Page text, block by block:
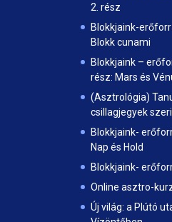
2. rész
Blokkjaink-
Blokk cunami
Blokkjaink –
rész: Mars és
(Asztrológia)
csillagjegyek
Blokkjaink-
Nap és Hold
Blokkjaink-
Online asztro-
Új világ: a Plútó